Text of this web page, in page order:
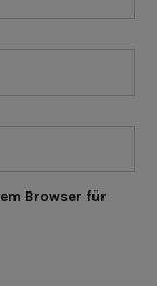
Browser für